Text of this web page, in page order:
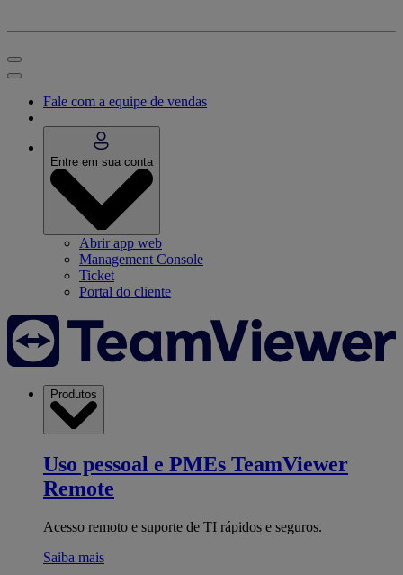
Fale com a equipe de vendas
Entre em sua conta
Abrir app web
Management Console
Ticket
Portal do cliente
Produtos
Uso pessoal e PMEs TeamViewer
Remote
Acesso remoto e suporte de TI rápidos e seguros.
Saiba mais